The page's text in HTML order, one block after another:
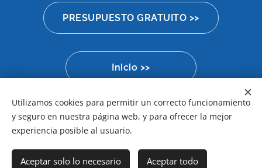
PRESUPUESTO GRATUITO >>
Inicio >>
Aviso Legal
Idiomas
Utilizamos cookies para permitir un correcto funcionamiento
y seguro en nuestra página web, y para ofrecer la mejor
experiencia posible al usuario.
Aceptar solo lo necesario Aceptar todo